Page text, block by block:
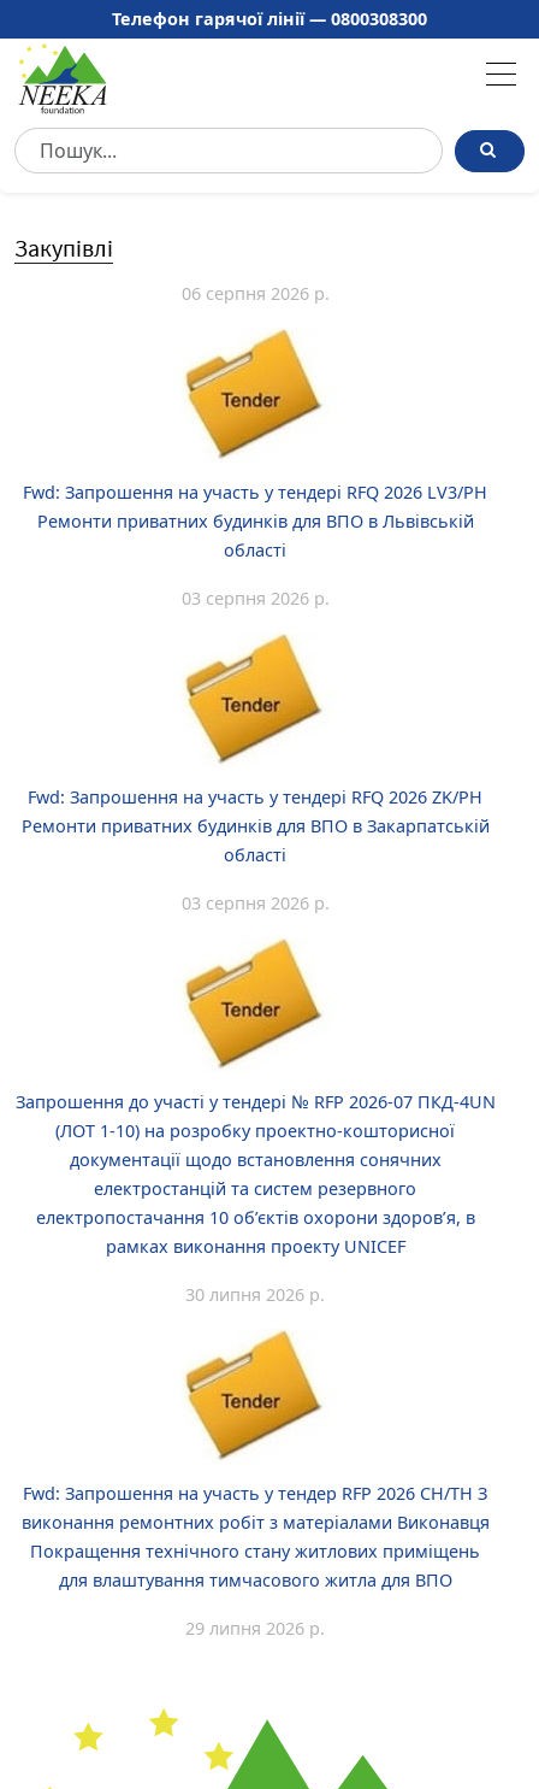
Телефон гарячої лінії — 0800308300
Закупівлі
06 серпня 2026 р.
Fwd: Запрошення на участь у тендері RFQ 2026 LV3/PH
Ремонти приватних будинків для ВПО в Львівській
області
03 серпня 2026 р.
Fwd: Запрошення на участь у тендері RFQ 2026 ZK/PH
Ремонти приватних будинків для ВПО в Закарпатській
області
03 серпня 2026 р.
Запрошення до участі у тендері № RFP 2026-07 ПКД-4UN
(ЛОТ 1-10) на розробку проектно-кошторисної
документації щодо встановлення сонячних
електростанцій та систем резервного
електропостачання 10 об’єктів охорони здоров’я, в
рамках виконання проекту UNICEF
30 липня 2026 р.
Fwd: Запрошення на участь у тендер RFP 2026 CH/TH З
виконання ремонтних робіт з матеріалами Виконавця
Покращення технічного стану житлових приміщень
для влаштування тимчасового житла для ВПО
29 липня 2026 р.